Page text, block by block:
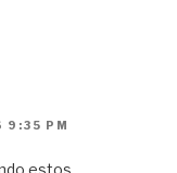
9:35 PM